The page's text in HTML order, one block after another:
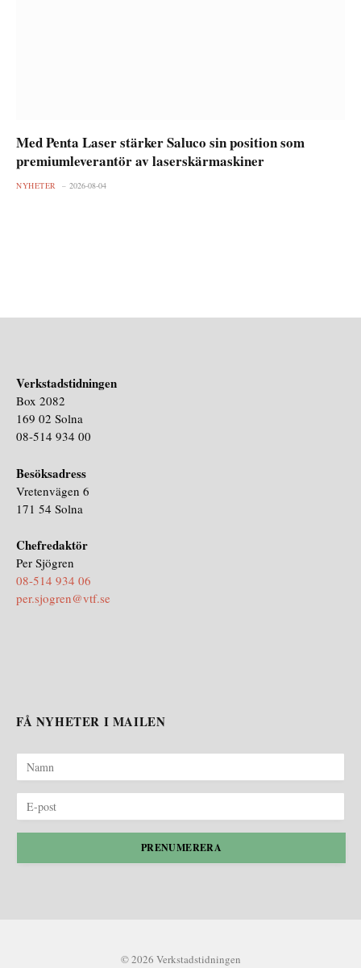
Med Penta Laser stärker Saluco sin position som
premiumleverantör av laserskärmaskiner
NYHETER 2026-08-04
Verkstadstidningen
Box 2082
169 02 Solna
08-514 934 00
Besöksadress
Vretenvägen 6
171 54 Solna
Chefredaktör
Per Sjögren
08-514 934 06
per.sjogren@vtf.se
FÅ NYHETER I MAILEN
PRENUMERERA
© 2026 Verkstadstidningen